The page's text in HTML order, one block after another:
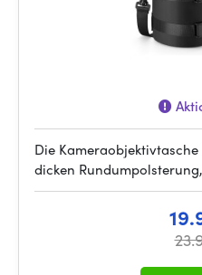
Die
dicken